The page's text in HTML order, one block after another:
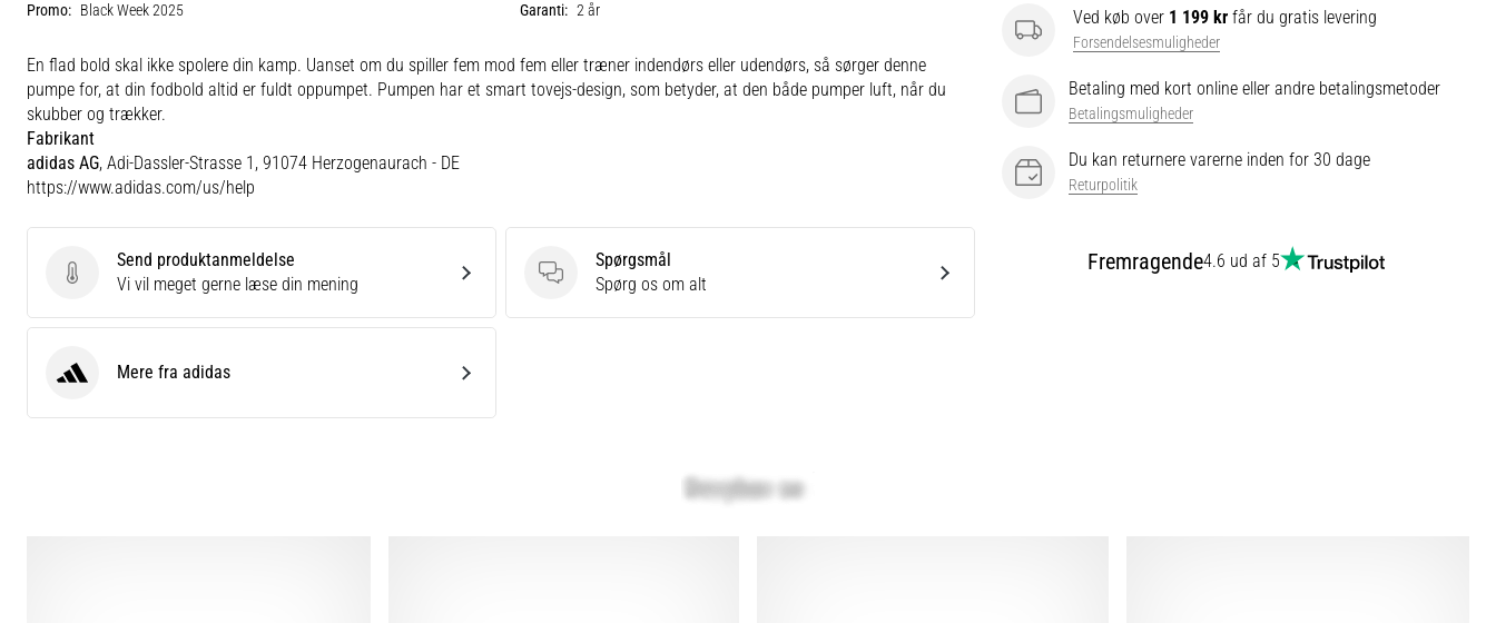
Ved køb over 1 199 kr får du gratis levering
Forsendelsesmuligheder
Betaling med kort online eller andre betalingsmetoder
Betalingsmuligheder
Du kan returnere varerne inden for 30 dage
Returpolitik
Fremragende4.6 ud af 5
Promo: Black Week 2025 Garanti: 2 år
En flad bold skal ikke spolere din kamp. Uanset om du spiller fem mod fem eller træner indendørs eller udendørs, så sørger denne
pumpe for, at din fodbold altid er fuldt oppumpet. Pumpen har et smart tovejs-design, som betyder, at den både pumper luft, når du
skubber og trækker.
Fabrikant
adidas AG, Adi-Dassler-Strasse 1, 91074 Herzogenaurach - DE
https://www.adidas.com/us/help
Send produktanmeldelse
Send produktanmeldelse
Vi vil meget gerne læse din mening
Spørgsmål
Spørgsmål
Spørg os om alt
adidas Mere fra adidas